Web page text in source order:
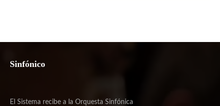
Sinfónico
El Sistema recibe a la Orquesta Sinfónica